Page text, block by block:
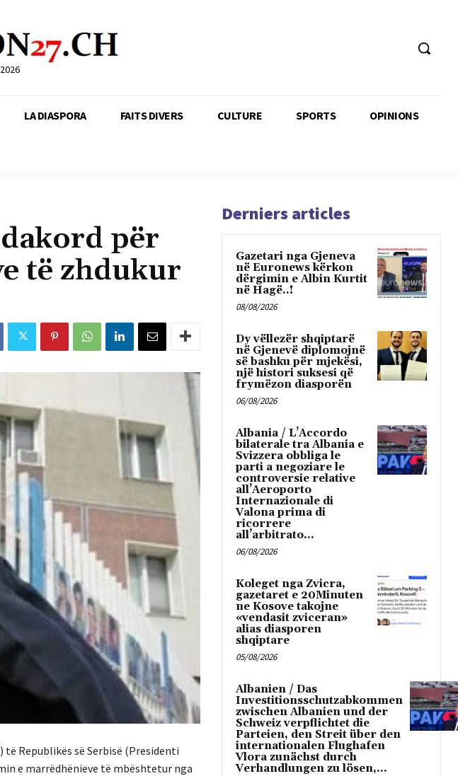
LA DIASPORA FAITS DIVERS CULTURE SPORTS OPINIONS
për
të zhdukur
Republikës së Serbisë (Presidenti
e marrëdhënieve të mbështetur nga
Derniers articles
Gazetari nga Gjeneva
në Euronews kërkon
dërgimin e Albin Kurtit
në Hagë..!
08/08/2026
Dy vëllezër shqiptarë
në Gjenevë diplomojnë
së bashku për mjekësi,
një histori suksesi që
frymëzon diasporën
06/08/2026
Albania / L’Accordo
bilaterale tra Albania e
Svizzera obbliga le
parti a negoziare le
controversie relative
all’Aeroporto
Internazionale di
Valona prima di
ricorrere
all’arbitrato...
06/08/2026
Koleget nga Zvicra,
gazetaret e 20Minuten
ne Kosove takojne
«vendasit zviceran»
alias diasporen
shqiptare
05/08/2026
Albanien / Das
Investitionsschutzabkommen
zwischen Albanien und der
Schweiz verpflichtet die
Parteien, den Streit über den
internationalen Flughafen
Vlora zunächst durch
Verhandlungen zu lösen,...